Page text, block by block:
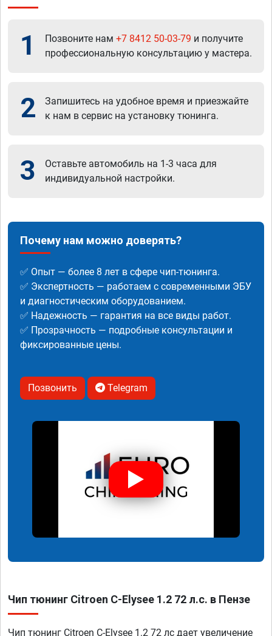
1 Позвоните нам +7 8412 50-03-79 и получите
профессиональную консультацию у мастера.
2
Запишитесь на удобное время и приезжайте
к нам в сервис на установку тюнинга.
3
Оставьте автомобиль на 1-3 часа для
индивидуальной настройки.
Почему нам можно доверять?
✅ Опыт — более 8 лет в сфере чип-тюнинга.
✅ Экспертность — работаем с современными ЭБУ
и диагностическим оборудованием.
✅ Надежность — гарантия на все виды работ.
✅ Прозрачность — подробные консультации и
фиксированные цены.
Позвонить Telegram
Чип тюнинг Citroen C-Elysee 1.2 72 л.с. в Пензе
Чип тюнинг Citroen C-Elysee 1.2 72 лс дает увеличение